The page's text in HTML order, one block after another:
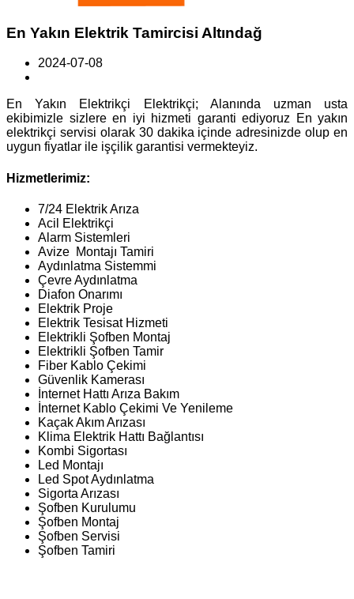
En Yakın Elektrik Tamircisi Altındağ
2024-07-08
En Yakın Elektrikçi Elektrikçi; Alanında uzman usta
ekibimizle sizlere en iyi hizmeti garanti ediyoruz En yakın
elektrikçi servisi olarak 30 dakika içinde adresinizde olup en
uygun fiyatlar ile işçilik garantisi vermekteyiz.
Hizmetlerimiz:
7/24 Elektrik Arıza
Acil Elektrikçi
Alarm Sistemleri
Avize Montajı Tamiri
Aydınlatma Sistemmi
Çevre Aydınlatma
Diafon Onarımı
Elektrik Proje
Elektrik Tesisat Hizmeti
Elektrikli Şofben Montaj
Elektrikli Şofben Tamir
Fiber Kablo Çekimi
Güvenlik Kamerası
İnternet Hattı Arıza Bakım
İnternet Kablo Çekimi Ve Yenileme
Kaçak Akım Arızası
Klima Elektrik Hattı Bağlantısı
Kombi Sigortası
Led Montajı
Led Spot Aydınlatma
Sigorta Arızası
Şofben Kurulumu
Şofben Montaj
Şofben Servisi
Şofben Tamiri